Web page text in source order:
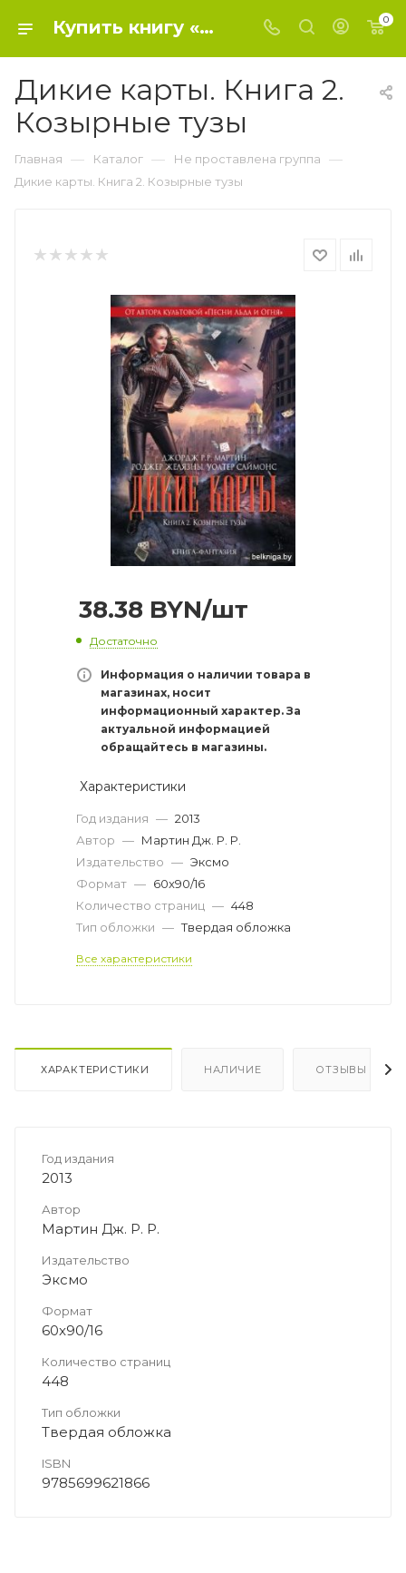
Купить книгу «Дикие карты. Книга 2. Козырные тузы» 2013, Мартин Дж. Р. Р. - Не проставлена группа 0
Дикие карты. Книга 2.
Козырные тузы
Главная — Каталог — Не проставлена группа —
Дикие карты. Книга 2. Козырные тузы
38.38 BYN/шт
Достаточно
Информация о наличии товара в
магазинах, носит
информационный характер. За
актуальной информацией
обращайтесь в магазины.
Характеристики
Год издания — 2013
Автор — Мартин Дж. Р. Р.
Издательство — Эксмо
Формат — 60x90/16
Количество страниц — 448
Тип обложки — Твердая обложка
Все характеристики
ХАРАКТЕРИСТИКИ НАЛИЧИЕ ОТЗЫВЫ
Год издания
2013
Автор
Мартин Дж. Р. Р.
Издательство
Эксмо
Формат
60x90/16
Количество страниц
448
Тип обложки
Твердая обложка
ISBN
9785699621866